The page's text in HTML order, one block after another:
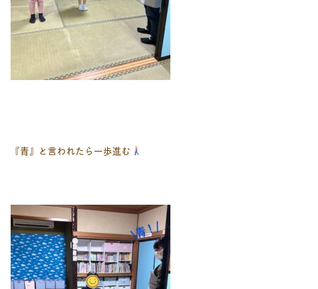
『青』と言われたら一歩進む